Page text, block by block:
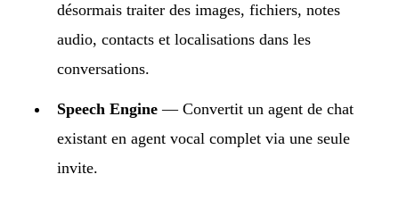
désormais traiter des images, fichiers, notes
audio, contacts et localisations dans les
conversations.
Speech Engine — Convertit un agent de chat
existant en agent vocal complet via une seule
invite.